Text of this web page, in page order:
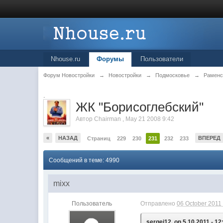
Nhouse.ru Форумы Пользователи
Форум Новостройки → Новостройки → Подмосковье →
.
ЖК "Борисоглебский"
АвторChairman , May 21 2008 9:42
« НАЗАД Страниц 229 230 231 232 233 ВПЕРЕД
Сообщений в теме: 4990
mixx
Пользователь Отправлено06 October 2011